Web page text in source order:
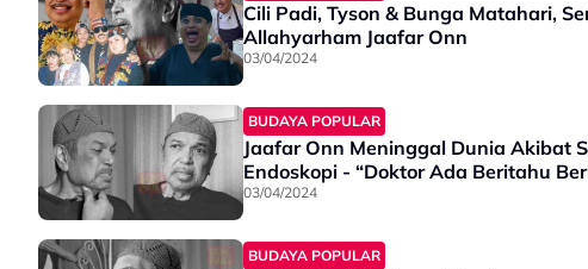
Cili Padi, Tyson & Bunga Matahari,
Allahyarham Jaafar Onn
03/04/2024
BUDAYA POPULAR
Jaafar Onn Meninggal Dunia Akibat
Endoskopi - “Doktor Ada Beritahu
03/04/2024
BUDAYA POPULAR